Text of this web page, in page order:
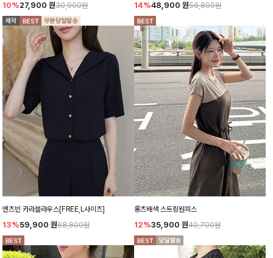
10%27,900 원30,900원 14%48,900 원56,800원
엔즈빈 카라블라우스[FREE,L사이즈]
13%59,900 원68,800원
롱츠배색 스트링원피스
12%35,900 원40,700원